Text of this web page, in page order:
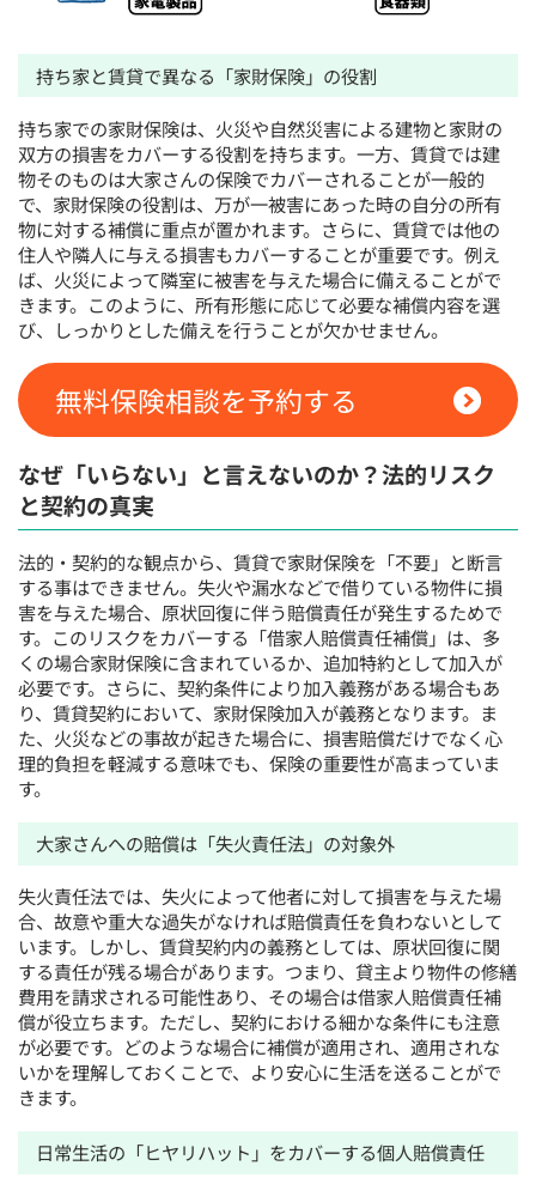
持ち家と賃貸で異なる「家財保険」の役割
持ち家での家財保険は、火災や自然災害による建物と家財の
双方の損害をカバーする役割を持ちます。一方、賃貸では建
物そのものは大家さんの保険でカバーされることが一般的
で、家財保険の役割は、万が一被害にあった時の自分の所有
物に対する補償に重点が置かれます。さらに、賃貸では他の
住人や隣人に与える損害もカバーすることが重要です。例え
ば、火災によって隣室に被害を与えた場合に備えることがで
きます。このように、所有形態に応じて必要な補償内容を選
び、しっかりとした備えを行うことが欠かせません。
無料保険相談を予約する
なぜ「いらない」と言えないのか？法的リスク
と契約の真実
法的・契約的な観点から、賃貸で家財保険を「不要」と断言
する事はできません。失火や漏水などで借りている物件に損
害を与えた場合、原状回復に伴う賠償責任が発生するためで
す。このリスクをカバーする「借家人賠償責任補償」は、多
くの場合家財保険に含まれているか、追加特約として加入が
必要です。さらに、契約条件により加入義務がある場合もあ
り、賃貸契約において、家財保険加入が義務となります。ま
た、火災などの事故が起きた場合に、損害賠償だけでなく心
理的負担を軽減する意味でも、保険の重要性が高まっていま
す。
大家さんへの賠償は「失火責任法」の対象外
失火責任法では、失火によって他者に対して損害を与えた場
合、故意や重大な過失がなければ賠償責任を負わないとして
います。しかし、賃貸契約内の義務としては、原状回復に関
する責任が残る場合があります。つまり、貸主より物件の修繕
費用を請求される可能性あり、その場合は借家人賠償責任補
償が役立ちます。ただし、契約における細かな条件にも注意
が必要です。どのような場合に補償が適用され、適用されな
いかを理解しておくことで、より安心に生活を送ることがで
きます。
日常生活の「ヒヤリハット」をカバーする個人賠償責任